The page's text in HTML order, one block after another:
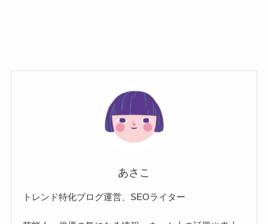
あさこ
トレンド特化ブログ運営、SEOライター